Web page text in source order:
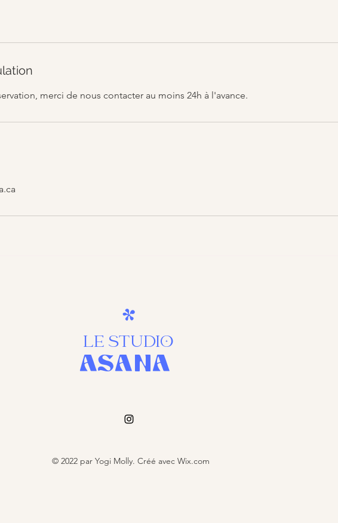
merci de nous contacter au moins 24h à l'avance.
LE STUDIO
ASANa
© 2022 par Yogi Molly. Créé avec Wix.com